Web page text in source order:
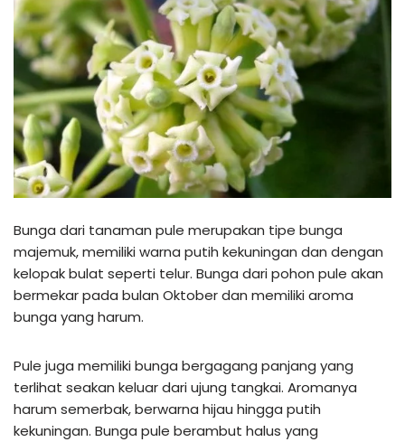
Bunga dari tanaman pule merupakan tipe bunga
majemuk, memiliki warna putih kekuningan dan dengan
kelopak bulat seperti telur. Bunga dari pohon pule akan
bermekar pada bulan Oktober dan memiliki aroma
bunga yang harum.
Pule juga memiliki bunga bergagang panjang yang
terlihat seakan keluar dari ujung tangkai. Aromanya
harum semerbak, berwarna hijau hingga putih
kekuningan. Bunga pule berambut halus yang